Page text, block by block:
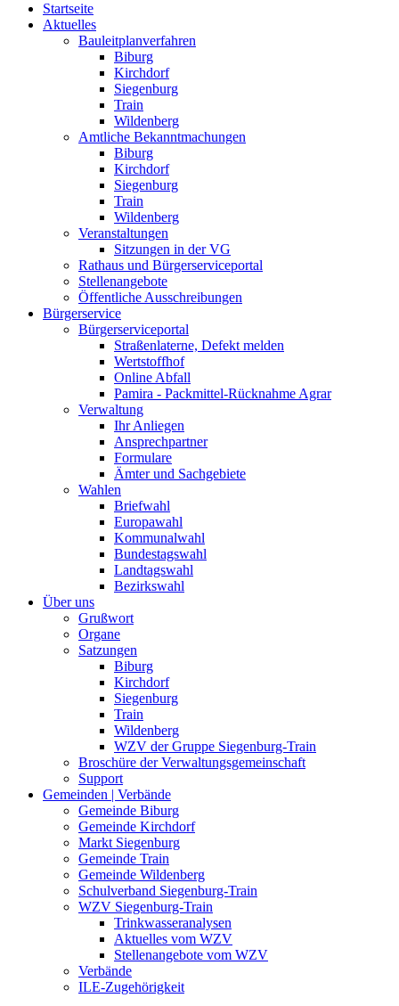
Startseite
Aktuelles
Bauleitplanverfahren
Biburg
Kirchdorf
Siegenburg
Train
Wildenberg
Amtliche Bekanntmachungen
Biburg
Kirchdorf
Siegenburg
Train
Wildenberg
Veranstaltungen
Sitzungen in der VG
Rathaus und Bürgerserviceportal
Stellenangebote
Öffentliche Ausschreibungen
Bürgerservice
Bürgerserviceportal
Straßenlaterne, Defekt melden
Wertstoffhof
Online Abfall
Pamira - Packmittel-Rücknahme Agrar
Verwaltung
Ihr Anliegen
Ansprechpartner
Formulare
Ämter und Sachgebiete
Wahlen
Briefwahl
Europawahl
Kommunalwahl
Bundestagswahl
Landtagswahl
Bezirkswahl
Über uns
Grußwort
Organe
Satzungen
Biburg
Kirchdorf
Siegenburg
Train
Wildenberg
WZV der Gruppe Siegenburg-Train
Broschüre der Verwaltungsgemeinschaft
Support
Gemeinden | Verbände
Gemeinde Biburg
Gemeinde Kirchdorf
Markt Siegenburg
Gemeinde Train
Gemeinde Wildenberg
Schulverband Siegenburg-Train
WZV Siegenburg-Train
Trinkwasseranalysen
Aktuelles vom WZV
Stellenangebote vom WZV
Verbände
ILE-Zugehörigkeit